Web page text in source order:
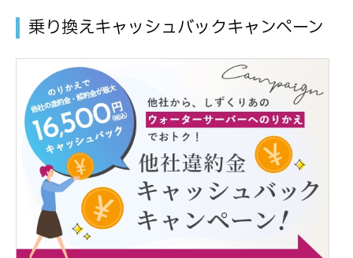
乗り換えキャッシュバックキャンペーン